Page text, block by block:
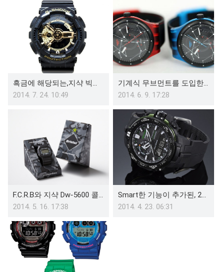
흑금에 해당되는,지샥 빅페이스 기능과 기본스펙(GA-110GB-1A)
2014. 7. 24. 10:49
기계식 무브먼트를 도입한, 2014 스와치 시스템51 시계(swatch system 51)
2014. 6. 9. 17:28
F.C.R.B와 지샥 Dw-5600 콜라보레이션
2014. 5. 16. 17:38
Smart한 기능이 추가된, 2014 카시오 프로트렉 새로운라인(PRW-6000Y-1A)
2014. 4. 23. 06:31